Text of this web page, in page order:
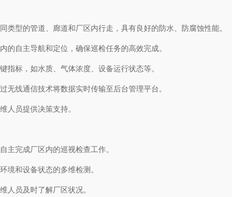
型的管道、廊道和厂区内行走，具有良好的防水、防腐蚀性能。
自主导航和定位，确保巡检任务的高效完成。
标，如水质、气体浓度、设备运行状态等。
线通信技术将数据实时传输至后台管理平台。
员提供决策支持。
完成厂区内的巡视检查工作。
和设备状态的多维检测。
员及时了解厂区状况。